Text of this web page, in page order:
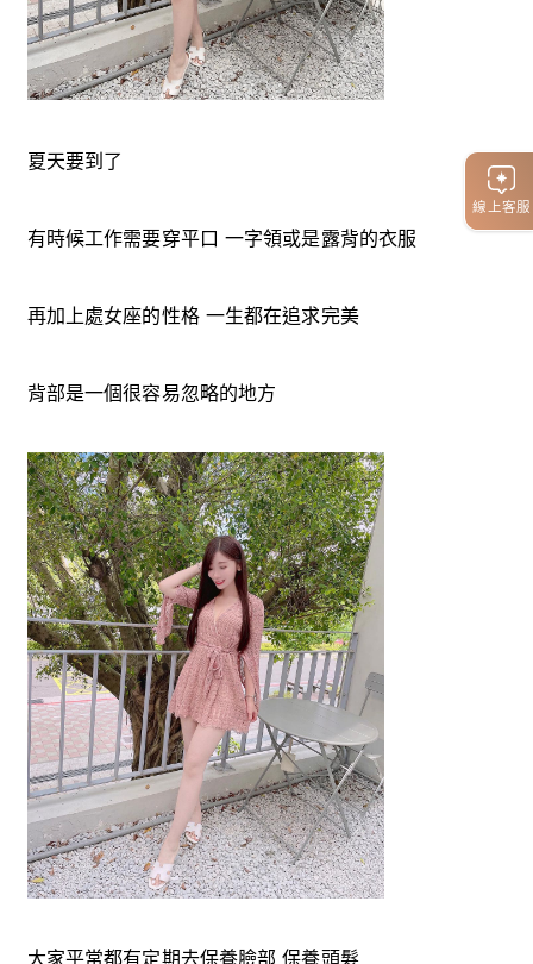
線上客服
夏天要到了
有時候工作需要穿平口 一字領或是露背的衣服
再加上處女座的性格 一生都在追求完美
背部是一個很容易忽略的地方
大家平常都有定期去保養臉部 保養頭髮